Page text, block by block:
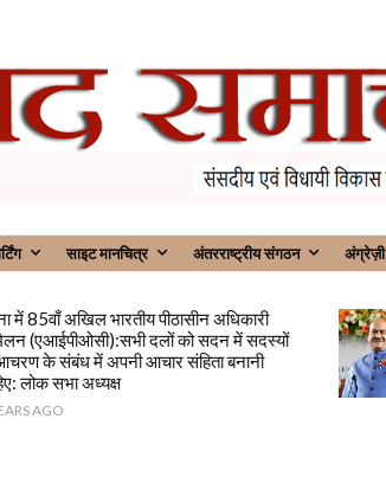
साइट मानचित्र अंतरराष्ट्रीय संगठन अंग्रेज़ी
में 85वाँ अखिल भारतीय पीठासीन अधिकारी
(एआईपीओसी):सभी दलों को सदन में सदस्यों
के संबंध में अपनी आचार संहिता बनानी
लोक सभा अध्यक्ष
AGO